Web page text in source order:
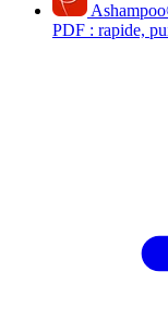
Ashampoo
PDF : rapide,